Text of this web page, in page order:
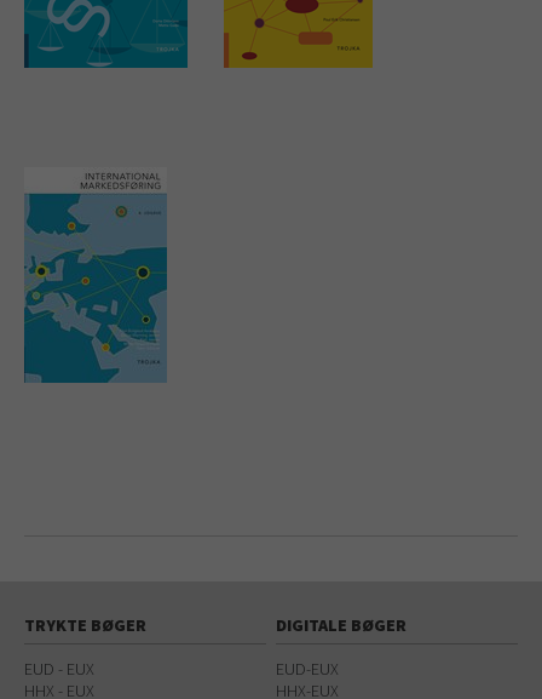
TRYKTE BØGER
EUD - EUX
HHX - EUX
DIGITALE BØGER
EUD-EUX
HHX-EUX